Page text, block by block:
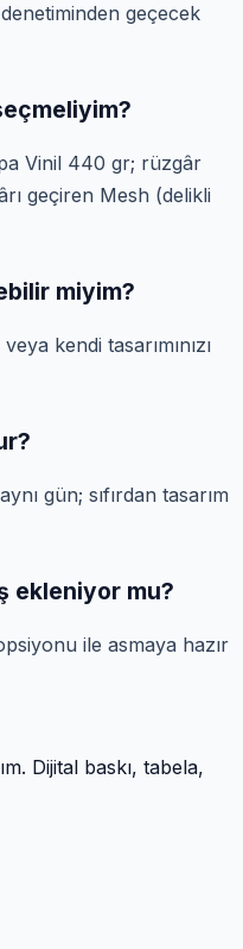
geçecek
Vinil 440 gr; rüzgâr
geçiren Mesh (delikli
miyim?
kendi tasarımınızı
gün; sıfırdan tasarım
ekleniyor mu?
ile asmaya hazır
Dijital baskı, tabela,